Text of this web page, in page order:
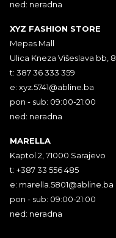
ned: neradna
XYZ FASHION STORE
Mepas Mall
Ulica Kneza Višeslava bb,
t: 387 36 333 359
e: xyz.5741@abline.ba
pon - sub: 09:00-21:00
ned: neradna
MARELLA
Kaptol 2, 71000 Sarajevo
t: +387 33 556 485
e: marella.5801@abline.ba
pon - sub: 09:00-21:00
ned: neradna